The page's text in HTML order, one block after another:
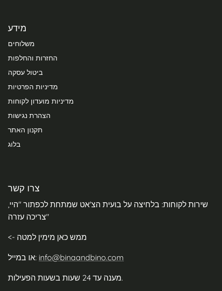
מידע
משלוחים
החזרות והחלפות
ביטול עסקה
מדיניות הפרטיות
מדיניות מועדון לקוחות
הצהרת נגישות
תקנון האתר
בלוג
צרו קשר
שירות לקוחות: בלחיצה על בועית הצ'אט שמתחת לכפתור "היי,
צריכה עזרה"
<- ממש כאן מימין למטה
או במייל: info@binaandbino.com
מענה עד 24 שעות בשעות הפעילות.